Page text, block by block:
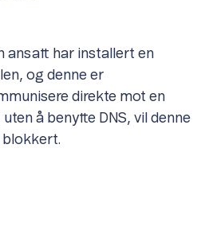
ansatt har installert en
og denne er
direkte mot en
å benytte DNS, vil denne
blokkert.